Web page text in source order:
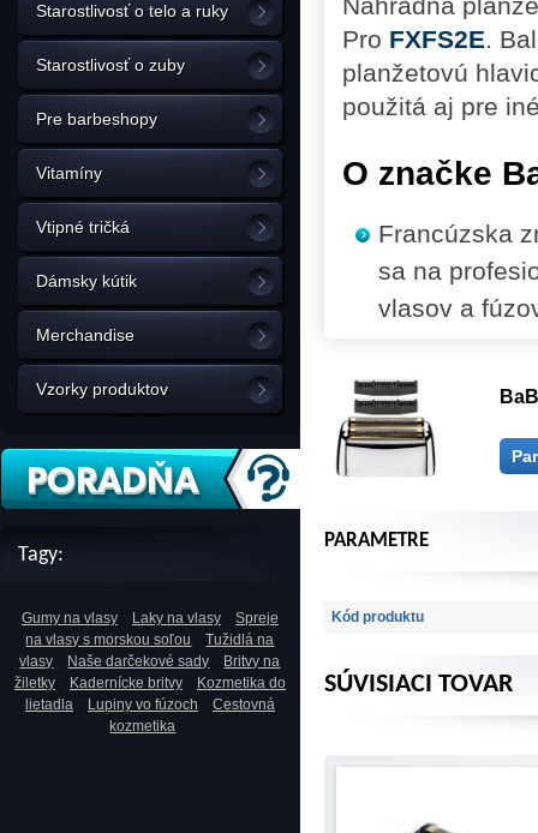
Starostlivosť o telo a ruky
Starostlivosť o zuby
Pre barbeshopy
Vitamíny
Vtipné tričká
Dámsky kútik
Merchandise
Vzorky produktov
Tagy:
Gumy na vlasy Laky na vlasy
Spreje
na vlasy s morskou soľou
Tužidlá na
vlasy
Naše darčekové sady
Britvy na
žiletky
Kadernícke britvy
Kozmetika do
lietadla
Lupiny vo fúzoch
Cestovná
kozmetika
Pro FXFS2E.
planžetovú
použitá aj pre
O značke
Francúzska
sa na
vlasov a
PARAMETRE
Kód produktu
SÚVISIACI TOVAR